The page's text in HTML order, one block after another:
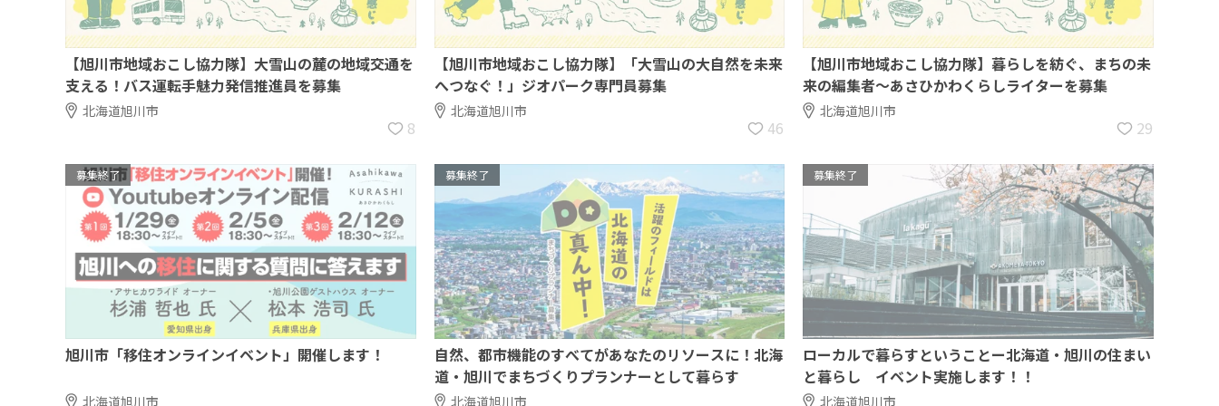
【旭川市地域おこし協力隊】大雪山の麓の地域交通を
支える！バス運転手魅力発信推進員を募集
北海道旭川市
8
【旭川市地域おこし協力隊】「大雪山の大自然を未来
へつなぐ！」ジオパーク専門員募集
北海道旭川市
46
【旭川市地域おこし協力隊】暮らしを紡ぐ、まちの未
来の編集者～あさひかわくらしライターを募集
北海道旭川市
29
募集終了
旭川市「移住オンラインイベント」開催します！
北海道旭川市
募集終了
自然、都市機能のすべてがあなたのリソースに！北海
道・旭川でまちづくりプランナーとして暮らす
北海道旭川市
募集終了
ローカルで暮らすということー北海道・旭川の住まい
と暮らし イベント実施します！！
北海道旭川市